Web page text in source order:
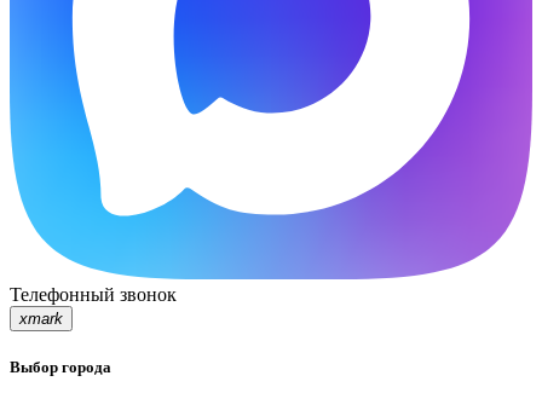
Телефонный звонок
xmark
Выбор города